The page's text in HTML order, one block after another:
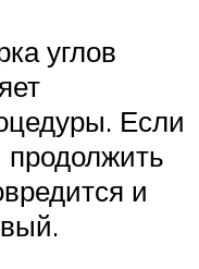
углов
Если
продолжить
и